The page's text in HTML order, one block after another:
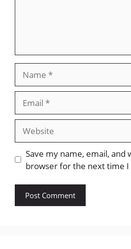
Save my name, email, and
browser for the next time